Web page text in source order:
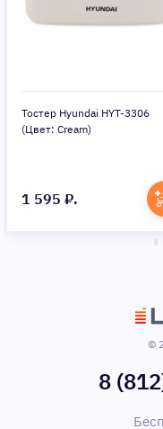
Тостер Hyundai HYT-3306
(Цвет: Cream)
1 595 ₽.
©
8